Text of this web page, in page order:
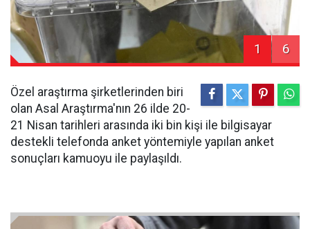
1 6
Özel araştırma şirketlerinden biri
olan Asal Araştırma'nın 26 ilde 20-
21 Nisan tarihleri arasında iki bin kişi ile bilgisayar
destekli telefonda anket yöntemiyle yapılan anket
sonuçları kamuoyu ile paylaşıldı.